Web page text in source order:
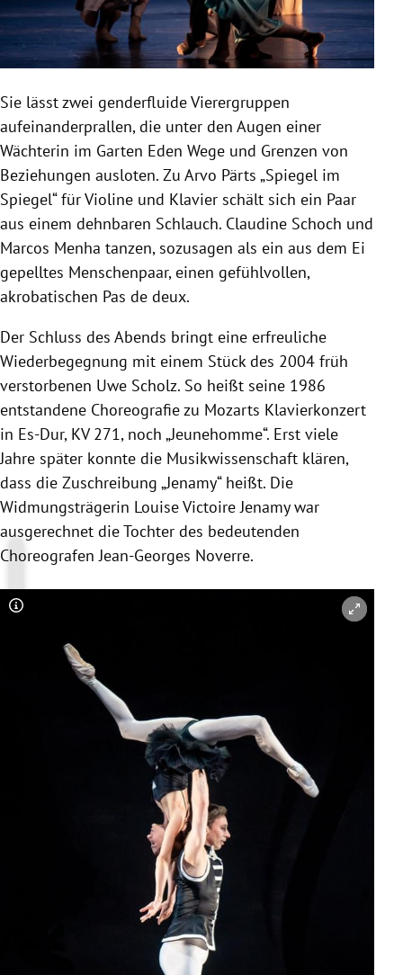
Sie lässt zwei genderfluide Vierergruppen
aufeinanderprallen, die unter den Augen einer
Wächterin im Garten Eden Wege und Grenzen von
Beziehungen ausloten. Zu Arvo Pärts „Spiegel im
Spiegel“ für Violine und Klavier schält sich ein Paar
aus einem dehnbaren Schlauch. Claudine Schoch und
Marcos Menha tanzen, sozusagen als ein aus dem Ei
gepelltes Menschenpaar, einen gefühlvollen,
akrobatischen Pas de deux.
Der Schluss des Abends bringt eine erfreuliche
Wiederbegegnung mit einem Stück des 2004 früh
verstorbenen Uwe Scholz. So heißt seine 1986
entstandene Choreografie zu Mozarts Klavierkonzert
in Es-Dur, KV 271, noch „Jeunehomme“. Erst viele
Jahre später konnte die Musikwissenschaft klären,
dass die Zuschreibung „Jenamy“ heißt. Die
Widmungsträgerin Louise Victoire Jenamy war
ausgerechnet die Tochter des bedeutenden
Choreografen Jean-Georges Noverre.
Copyright-Hinweis öffnen/schließen